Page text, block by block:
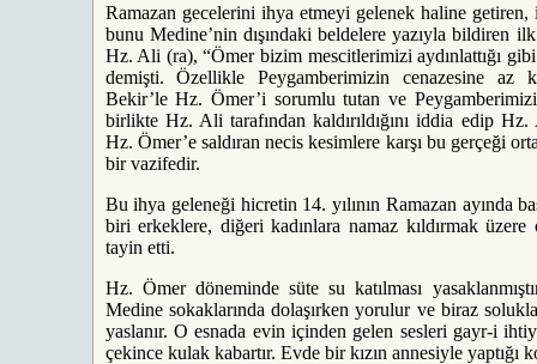
Ramazan gecelerini ihya etmeyi gelenek haline
bunu Medine’nin dışındaki beldelere yazıyla bildiren
Hz. Ali (ra), “Ömer bizim mescitlerimizi aydınlattığı
demişti. Özellikle Peygamberimizin cenazesine az
Bekir’le Hz. Ömer’i sorumlu tutan ve
birlikte Hz. Ali tarafından kaldırıldığını iddia edip
Hz. Ömer’e saldıran necis kesimlere karşı bu gerçeği
bir vazifedir.
Bu ihya geleneği hicretin 14. yılının Ramazan ayında
biri erkeklere, diğeri kadınlara namaz kıldırmak
tayin etti.
Hz. Ömer döneminde süte su katılması
Medine sokaklarında dolaşırken yorulur ve biraz
yaslanır. O esnada evin içinden gelen sesleri gayr-i
çekince kulak kabartır. Evde bir kızın annesiyle yaptığı